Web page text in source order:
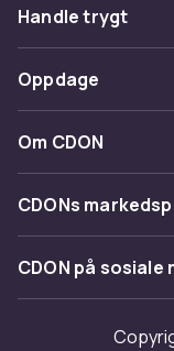
Vanlige spørsmål
Spor pakke
Angre & returner
Kontakt oss
Handle trygt
Betaling
Levering
Tilbakekallinger
Oppdage
Kategorier
Varemerker
Om CDON
Om oss
Jobbe på CDON
Investor relations
CDONs
Merchant Help
CDON på sosiale